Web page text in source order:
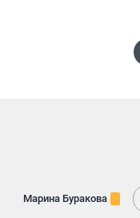
Марина Буракова